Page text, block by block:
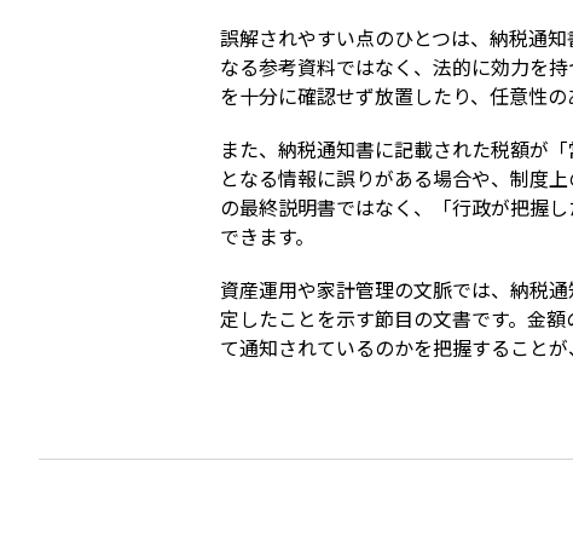
誤解されやすい点のひとつは、納税通
なる参考資料ではなく、法的に効力を
を十分に確認せず放置したり、任意性
また、納税通知書に記載された税額が
となる情報に誤りがある場合や、制度
の最終説明書ではなく、「行政が把握
できます。
資産運用や家計管理の文脈では、納税
定したことを示す節目の文書です。金
て通知されているのかを把握すること